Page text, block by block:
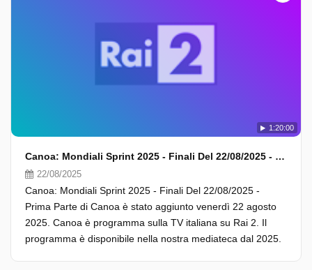
1:20:00
Canoa: Mondiali Sprint 2025 - Finali Del 22/08/2025 - Prima Parte
22/08/2025
Canoa: Mondiali Sprint 2025 - Finali Del 22/08/2025 -
Prima Parte di Canoa è stato aggiunto venerdì 22 agosto
2025. Canoa è programma sulla TV italiana su Rai 2. Il
programma è disponibile nella nostra mediateca dal 2025.